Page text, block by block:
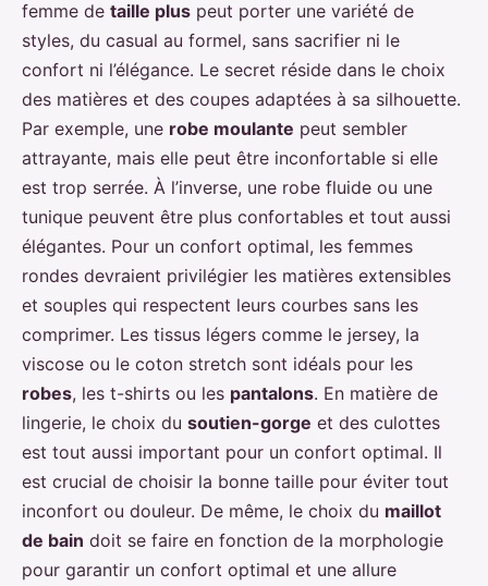
femme de taille plus peut porter une variété de
styles, du casual au formel, sans sacrifier ni le
confort ni l’élégance. Le secret réside dans le choix
des matières et des coupes adaptées à sa silhouette.
Par exemple, une robe moulante peut sembler
attrayante, mais elle peut être inconfortable si elle
est trop serrée. À l’inverse, une robe fluide ou une
tunique peuvent être plus confortables et tout aussi
élégantes. Pour un confort optimal, les femmes
rondes devraient privilégier les matières extensibles
et souples qui respectent leurs courbes sans les
comprimer. Les tissus légers comme le jersey, la
viscose ou le coton stretch sont idéals pour les
robes, les t-shirts ou les pantalons. En matière de
lingerie, le choix du soutien-gorge et des culottes
est tout aussi important pour un confort optimal. Il
est crucial de choisir la bonne taille pour éviter tout
inconfort ou douleur. De même, le choix du maillot
de bain doit se faire en fonction de la morphologie
pour garantir un confort optimal et une allure